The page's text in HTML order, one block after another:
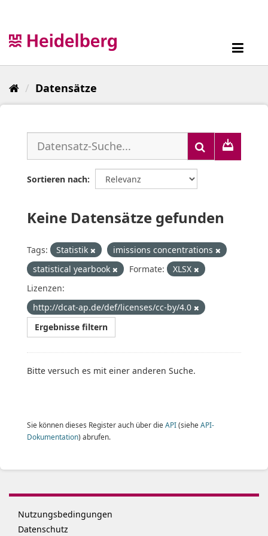
Datensätze
Sortieren nach
Keine Datensätze gefunden
Tags: Statistik
imissions concentrations
statistical yearbook
Formate:
XLSX
Lizenzen:
http://dcat-ap.de/def/licenses/cc-by/4.0
Ergebnisse filtern
Bitte versuch es mit einer anderen Suche.
Sie können dieses Register auch über die API(siehe API-
Dokumentation) abrufen.
Nutzungsbedingungen
Datenschutz